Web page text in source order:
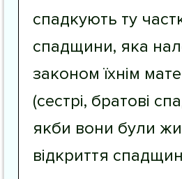
спадкують ту
спадщини, яка
законом їхнім
(сестрі, братові
якби вони були
відкриття